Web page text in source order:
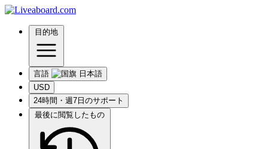
目的地
言語
USD
24時間・週7日のサポート
最後に閲覧したもの